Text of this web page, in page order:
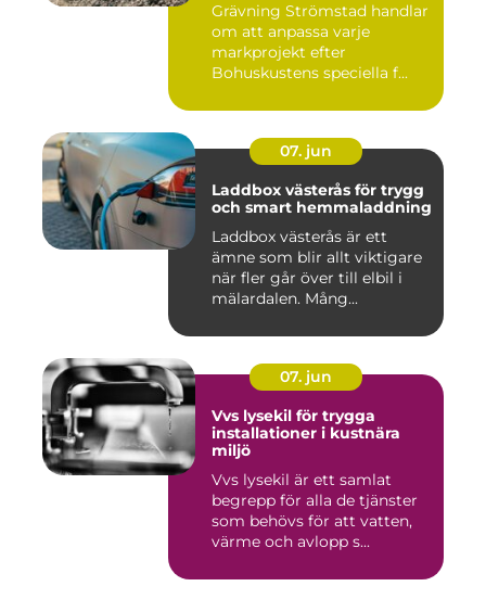
Grävning Strömstad handlar
om att anpassa varje
markprojekt efter
Bohuskustens speciella f...
07. jun
Laddbox västerås för trygg
och smart hemmaladdning
Laddbox västerås är ett
ämne som blir allt viktigare
när fler går över till elbil i
mälardalen. Mång...
07. jun
Vvs lysekil för trygga
installationer i kustnära
miljö
Vvs lysekil är ett samlat
begrepp för alla de tjänster
som behövs för att vatten,
värme och avlopp s...